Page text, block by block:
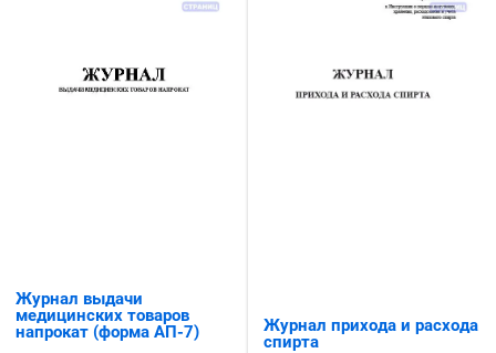
Журнал выдачи
медицинских товаров
напрокат (форма АП-7)
Журнал прихода и расхода
спирта